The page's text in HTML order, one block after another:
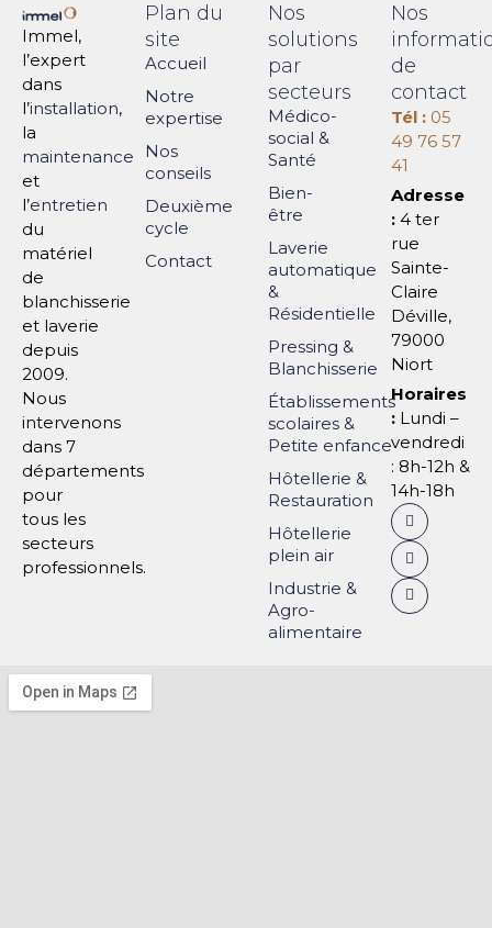
Immel,
l’expert
dans
l’installation,
la
maintenance
et
l’entretien
du
matériel
de
blanchisserie
et laverie
depuis
2009.
Nous
intervenons
dans 7
départements
pour
tous les
secteurs
professionnels.
Plan du
site
Accueil
Notre
expertise
Nos
conseils
Deuxième
cycle
Contact
Nos
solutions
par
secteurs
Médico-
social &
Santé
Bien-
être
Laverie
automatique
&
Résidentielle
Pressing &
Blanchisserie
Établissements
scolaires &
Petite enfance
Hôtellerie &
Restauration
Hôtellerie
plein air
Industrie &
Agro-
alimentaire
Nos
de
contact
Tél : 05
49 76 57
41
Adresse
: 4 ter
rue
Sainte-
Claire
Déville,
79000
Niort
Horaires
: Lundi –
vendredi
: 8h-12h &
14h-18h